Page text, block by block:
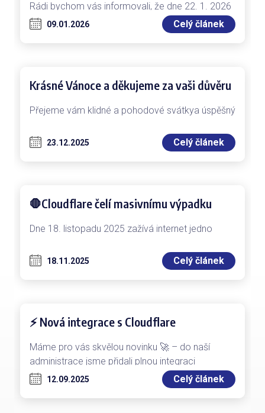
Rádi bychom vás informovali, že dne 22. 1. 2026
od 11:00 proběhne plánovaná údržba některých
našich databázových serverů. Cílem je provést…
09.01.2026 Celý článek
Krásné Vánoce a děkujeme za vaši důvěru
Přejeme vám klidné a pohodové svátkya úspěšný
důvěru, kterou nám projevujete.
23.12.2025 Celý článek
🛑Cloudflare čelí masivnímu výpadku
Dne 18. listopadu 2025 zažívá internet jedno
hráč v globální internetové infrastruktuře,
18.11.2025 Celý článek
⚡ Nová integrace s Cloudflare
Máme pro vás skvělou novinku 🚀 – do naší
administrace jsme přidali plnou integraci
s Cloudflare. Od teď můžete svou…
12.09.2025 Celý článek